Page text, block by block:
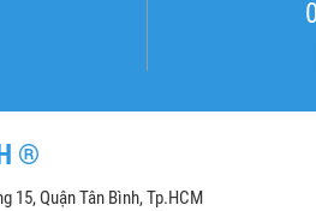
®
Quận Tân Bình, Tp.HCM